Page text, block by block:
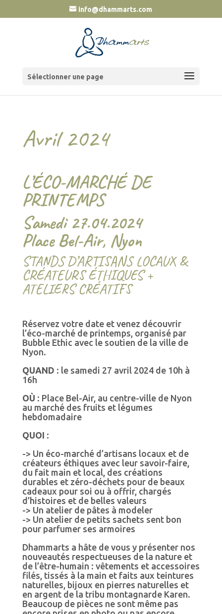
info@dhammarts.com
Sélectionner une page
Avril 2024
L’ÉCO-MARCHÉ DE
PRINTEMPS
Samedi 27.04.2024
Place Bel-Air, Nyon
STANDS D’ARTISANS LOCAUX &
CRÉATEURS ÉTHIQUES +
ATELIERS CRÉATIFS
Réservez votre date et venez découvrir
l’éco-marché de printemps, organisé par
Bubble Ethic avec le soutien de la ville de
Nyon.
QUAND : le samedi 27 avril 2024 de 10h à
16h
OÙ : Place Bel-Air, au centre-ville de Nyon
au marché des fruits et légumes
hebdomadaire
QUOI :
-> Un éco-marché d’artisans locaux et de
créateurs éthiques avec leur savoir-faire,
du fait main et local, des créations
durables et zéro-déchets pour de beaux
cadeaux pour soi ou à offrir, chargés
d’histoires et de belles valeurs
-> Un atelier de pâtes à modeler
-> Un atelier de petits sachets sent bon
pour parfumer ses armoires
Dhammarts a hâte de vous y présenter nos
nouveautés respectueuses de la nature et
de l’être-humain : vêtements et accessoires
filés, tissés à la main et faits aux teintures
naturelles, bijoux en pierres naturelles et
en argent de la tribu montagnarde Karen.
Beaucoup de pièces ne sont même pas